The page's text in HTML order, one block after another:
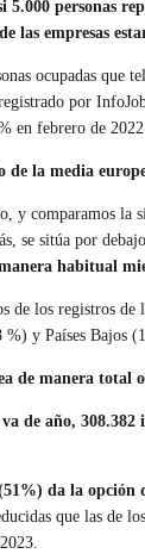
5.000 personas
empresas
ocupadas que
por
en febrero de
de la media
y comparamos la
se sitúa por
habitual
de los registros
y Países Bajos
de manera total
de año,
da la opción
que las